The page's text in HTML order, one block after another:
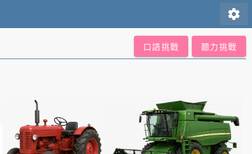
settings
口語挑戰 聽力挑戰